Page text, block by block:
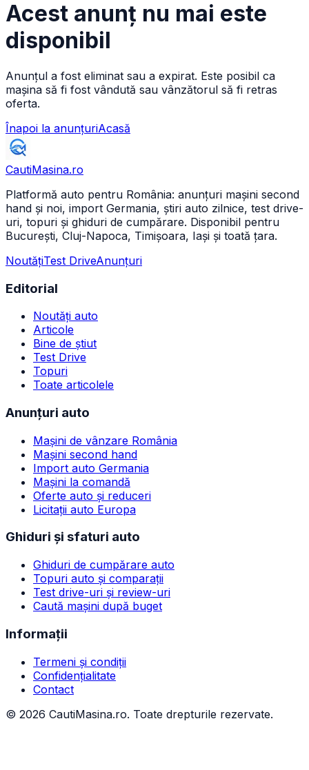
Acest anunț nu mai este
disponibil
Anunțul a fost eliminat sau a expirat. Este posibil ca
mașina să fi fost vândută sau vânzătorul să fi retras
oferta.
Înapoi la anunțuriAcasă
CautiMasina.ro
Platformă auto pentru România: anunțuri mașini second
hand și noi, import Germania, știri auto zilnice, test drive-
uri, topuri și ghiduri de cumpărare. Disponibil pentru
București, Cluj-Napoca, Timișoara, Iași și toată țara.
NoutățiTest DriveAnunțuri
Editorial
Noutăți auto
Articole
Bine de știut
Test Drive
Topuri
Toate articolele
Anunțuri auto
Mașini de vânzare România
Mașini second hand
Import auto Germania
Mașini la comandă
Oferte auto și reduceri
Licitații auto Europa
Ghiduri și sfaturi auto
Ghiduri de cumpărare auto
Topuri auto și comparații
Test drive-uri și review-uri
Caută mașini după buget
Informații
Termeni și condiții
Confidențialitate
Contact
© 2026 CautiMasina.ro. Toate drepturile rezervate.